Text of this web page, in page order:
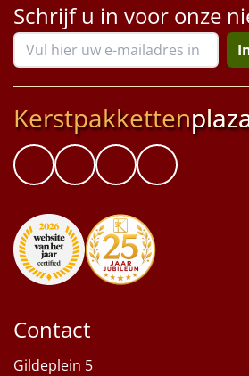
Schrijf u in voor onze
Kerstpakketten
Contact
Gildeplein 5